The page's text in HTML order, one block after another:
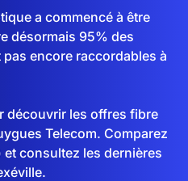
a commencé à être
désormais 95% des
encore raccordables à
découvrir les offres fibre
Telecom. Comparez
consultez les dernières